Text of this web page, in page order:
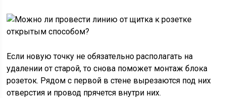
Если новую точку не обязательно располагать на
удалении от старой, то снова поможет монтаж блока
розеток. Рядом с первой в стене вырезаются под них
отверстия и провод прячется внутри них.